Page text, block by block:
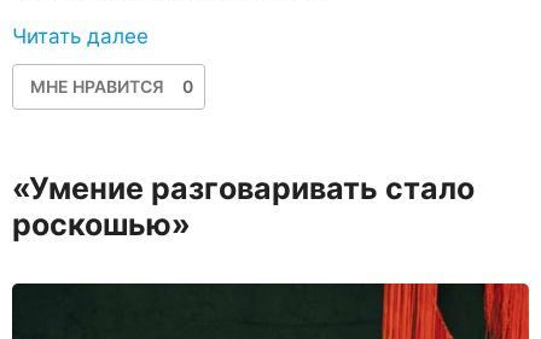
Читать далее
МНЕ НРАВИТСЯ 0
«Умение разговаривать стало
роскошью»